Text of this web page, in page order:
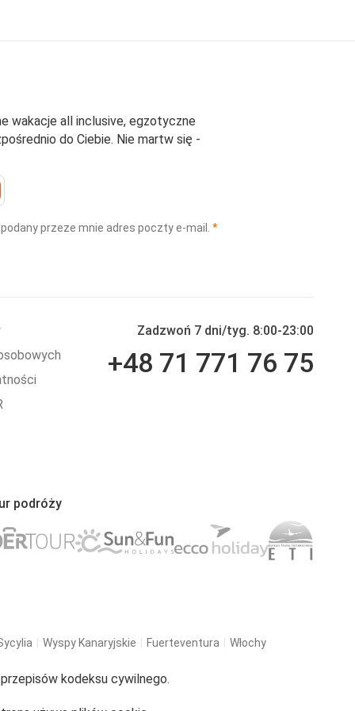
wakacje all inclusive, egzotyczne
do Ciebie. Nie martw się -
przeze mnie adres poczty e-mail. *(wymagane)
Zadzwoń 7 dni/tyg. 8:00-23:00
+48 71 771 76 75
podróży
Wyspy Kanaryjskie Fuerteventura Włochy
kodeksu cywilnego.